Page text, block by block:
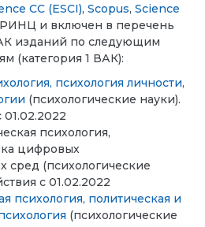
CC (ESCI), Scopus, Science
и включен в перечень
изданий по следующим
(категория 1 ВАК):
психология личности,
(психологические науки).
психология,
цифровых
сред (психологические
с 01.02.2022
психология, политическая и
(психологические